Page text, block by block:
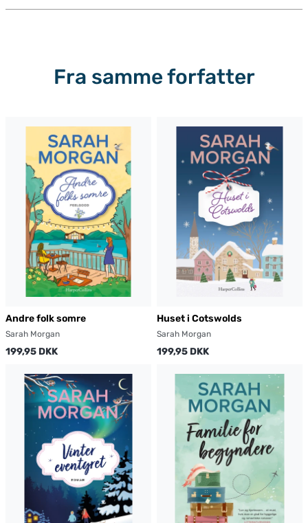
Fra samme forfatter
Andre folk somre
Sarah Morgan
199,95 DKK
Huset i Cotswolds
Sarah Morgan
199,95 DKK